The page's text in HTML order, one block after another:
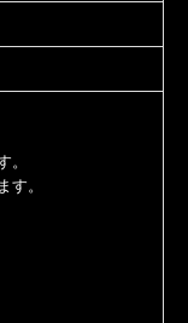
。
す。